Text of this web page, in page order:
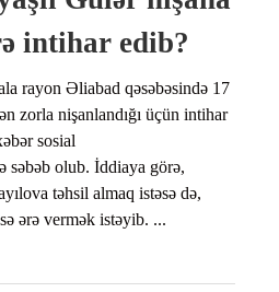
intihar edib?
rayon Əliabad qəsəbəsində 17
zorla nişanlandığı üçün intihar
sosial
səbəb olub. İddiaya görə,
təhsil almaq istəsə də,
ərə vermək istəyib. ...